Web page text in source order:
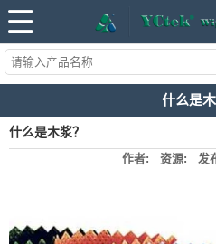
什么是木
什么是木浆？
作者: 资源: 发